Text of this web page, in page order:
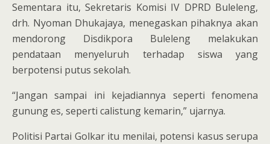
Sementara itu, Sekretaris Komisi IV DPRD Buleleng,
drh. Nyoman Dhukajaya, menegaskan pihaknya akan
mendorong Disdikpora Buleleng melakukan
pendataan menyeluruh terhadap siswa yang
berpotensi putus sekolah.
“Jangan sampai ini kejadiannya seperti fenomena
gunung es, seperti calistung kemarin,” ujarnya.
Politisi Partai Golkar itu menilai, potensi kasus serupa